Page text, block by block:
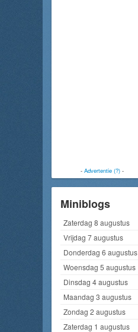
- Advertentie (?)-
Miniblogs
Zaterdag 8 augustus
Vrijdag 7 augustus
Donderdag 6 augustus
Woensdag 5 augustus
Dinsdag 4 augustus
Maandag 3 augustus
Zondag 2 augustus
Zaterdag 1 augustus